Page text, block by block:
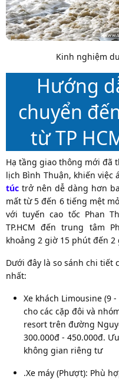
Kinh nghiệm
Hướng
chuyển
từ TP
Hạ tầng giao thông mới đã
lịch Bình Thuận, khiến việc
túc trở nên dễ dàng hơn
mất từ 5 đến 6 tiếng mệt
với tuyến cao tốc Phan
TP.HCM đến trung tâm
khoảng 2 giờ 15 phút đến 2
Dưới đây là so sánh chi tiết
nhất:
Xe khách Limousine (9 -
cho các cặp đôi và
resort trên đường
300.000đ - 450.000đ.
không gian riêng tư
.Xe máy (Phượt): Phù